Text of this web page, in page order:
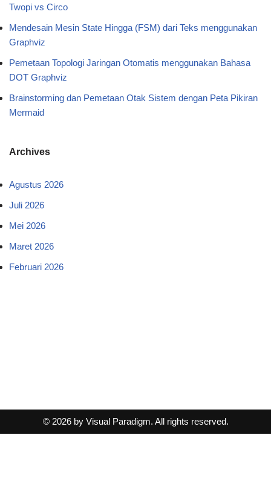
Twopi vs Circo
Mendesain Mesin State Hingga (FSM) dari Teks menggunakan
Graphviz
Pemetaan Topologi Jaringan Otomatis menggunakan Bahasa
DOT Graphviz
Brainstorming dan Pemetaan Otak Sistem dengan Peta Pikiran
Mermaid
Archives
Agustus 2026
Juli 2026
Mei 2026
Maret 2026
Februari 2026
© 2026 by Visual Paradigm. All rights reserved.